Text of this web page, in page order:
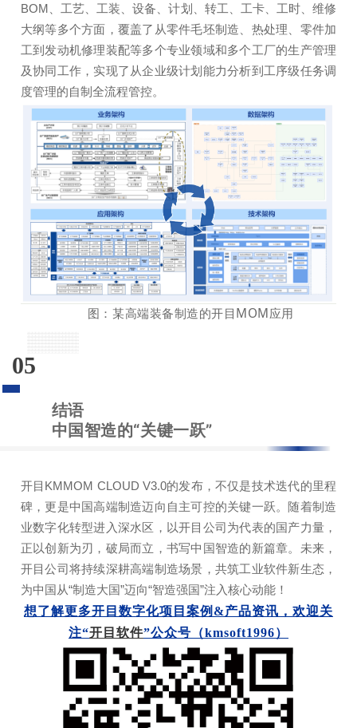
BOM、工艺、工装、设备、计划、转工、工卡、工时、维修
大纲等多个方面，覆盖了从零件毛坯制造、热处理、零件加
工到发动机修理装配等多个专业领域和多个工厂的生产管理
及协同工作，实现了从企业级计划能力分析到工序级任务调
度管理的自制全流程管控。
图：某高端装备制造的开目MOM应用
05
结语
中国智造的“关键一跃”
开目KMMOM CLOUD V3.0的发布，不仅是技术迭代的里程
碑，更是中国高端制造迈向自主可控的关键一跃。随着制造
业数字化转型进入深水区，以开目公司为代表的国产力量，
正以创新为刃，破局而立，书写中国智造的新篇章。未来，
开目公司将持续深耕高端制造场景，共筑工业软件新生态，
为中国从“制造大国”迈向“智造强国”注入核心动能！
想了解更多开目数字化项目案例&产品资讯，欢迎关
注“开目软件”公众号（kmsoft1996）